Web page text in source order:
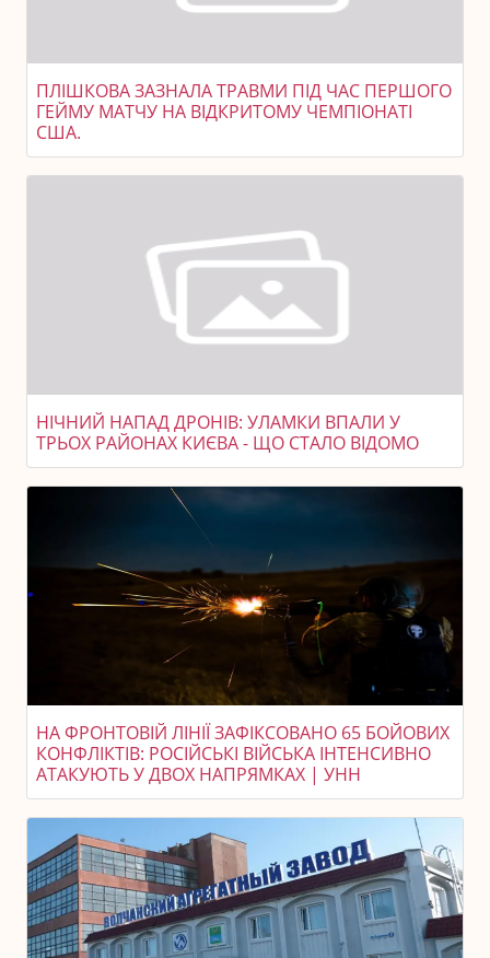
ПЛІШКОВА ЗАЗНАЛА ТРАВМИ ПІД ЧАС ПЕРШОГО
ГЕЙМУ МАТЧУ НА ВІДКРИТОМУ ЧЕМПІОНАТІ
США.
НІЧНИЙ НАПАД ДРОНІВ: УЛАМКИ ВПАЛИ У
ТРЬОХ РАЙОНАХ КИЄВА - ЩО СТАЛО ВІДОМО
НА ФРОНТОВІЙ ЛІНІЇ ЗАФІКСОВАНО 65 БОЙОВИХ
КОНФЛІКТІВ: РОСІЙСЬКІ ВІЙСЬКА ІНТЕНСИВНО
АТАКУЮТЬ У ДВОХ НАПРЯМКАХ | УНН